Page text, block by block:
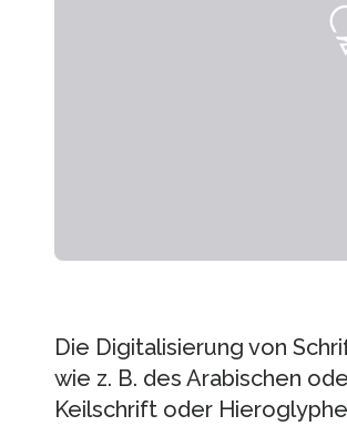
Die Digitalisierung von
wie z. B. des Arabischen
Keilschrift oder